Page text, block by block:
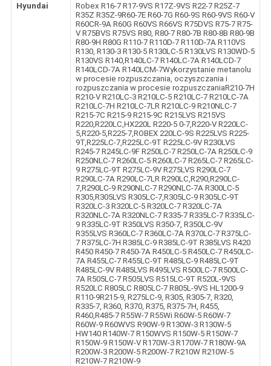
Hyundai
Robex R16-7 R17-9VS R17Z-9VS R22-7 R25Z-7
R35Z R35Z-9R60-7E R60-7G R60-9S R60-9VS R60-V
R60CR-9A R60G R60VS R66VS R75DVS R75-7 R75-
V R75BVS R75VS R80, R80-7 R80-7B R80-8B R80-9B
R80-9H R80G R110-7 R110D-7 R110D-7A R110VS
R130, R130-3 R130-5 R130LC-5 R130LVS R130WD-5
R130VS R140,R140LC-7 R140LC-7A R140LCD-7
R140LCD-7A R140LCM-7Wykorzystanie metanolu
w procesie rozpuszczania, oczyszczania i
rozpuszczania w procesie rozpuszczaniaR210-7H
R210-V R210LC-3 R210LC-5 R210LC-7 R210LC-7A
R210LC-7H R210LC-7LR R210LC-9 R210NLC-7
R215-7C R215-9 R215-9C R215LVS R215VS
R220,R220LC,HX220L R220-5 0-7,R220-V R220LC-
5,R220-5,R225-7,ROBEX 220LC-9S R225LVS R225-
9T,R225LC-7,R225LC-9T R225LC-9V R230LVS
R245-7 R245LC-9F R250LC-7 R250LC-7A R250LC-9
R250NLC-7 R260LC-5 R260LC-7 R265LC-7 R265LC-
9 R275LC-9T R275LC-9V R275LVS R290LC-7
R290LC-7A R290LC-7LR R290LC,R290,R290LC-
7,R290LC-9 R290NLC-7 R290NLC-7A R300LC-5
R305,R305LVS R305LC-7,R305LC-9 R305LC-9T
R320LC-3 R320LC-5 R320LC-7 R320LC-7A
R320NLC-7A R320NLC-7 R335-7 R335LC-7 R335LC-
9 R335LC-9T R350LVS R350-7, R350LC-9V
R355LVS R360LC-7 R360LC-7A R370LC-7 R375LC-
7 R375LC-7H R385LC-9 R385LC-9T R385LVS R420
R450 R450-7 R450-7A R450LC-5 R450LC-7 R450LC-
7A R455LC-7 R455LC-9T R485LC-9 R485LC-9T
R485LC-9V R485LVS R495LVS R500LC-7 R500LC-
7A R505LC-7 R505LVS R515LC-9T R520L-9VS
R520LC R805LC R805LC-7 R805L-9VS HL1200-9
R110-9R215-9, R275LC-9, R305, R305-7, R320,
R335-7, R360, R370, R375, R375-7H, R455,
R460,R485-7 R55W-7 R55Wi R60W-5 R60W-7
R60W-9 R60WVS R90W-9 R130W-3 R130W-5
HW140 R140W-7 R150WVS R150W-5 R150W-7
R150W-9 R150W-V R170W-3 R170W-7 R180W-9A
R200W-3 R200W-5 R200W-7 R210W R210W-5
R210W-7 R210W-9